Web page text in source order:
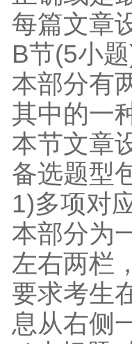
每篇文章
B节(5小
本部分有
其中的一
本节文章
备选题型
1)多项对
本部分为
左右两栏
要求考生
息从右侧